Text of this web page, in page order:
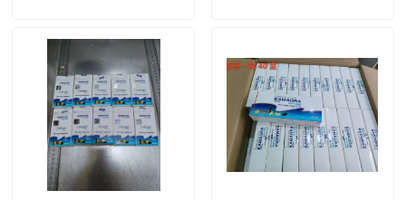
제품
비디오
우리에 대하여